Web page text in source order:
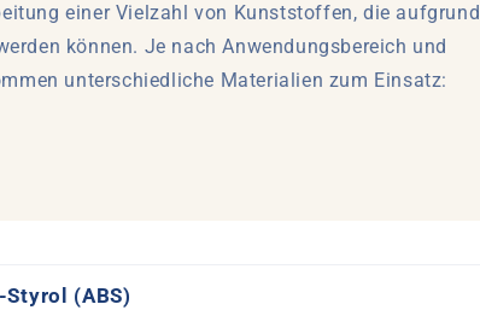
einer Vielzahl von Kunststoffen, die aufgrund
können. Je nach Anwendungsbereich und
unterschiedliche Materialien zum Einsatz:
(ABS)